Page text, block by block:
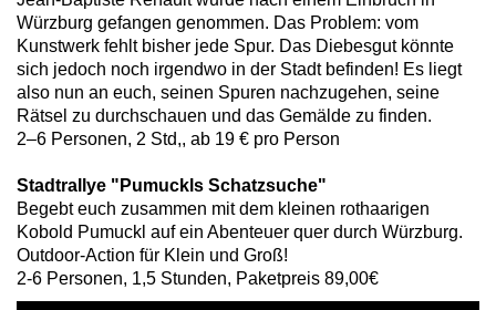
Würzburg gefangen genommen. Das Problem: vom
Kunstwerk fehlt bisher jede Spur. Das Diebesgut könnte
sich jedoch noch irgendwo in der Stadt befinden! Es liegt
also nun an euch, seinen Spuren nachzugehen, seine
Rätsel zu durchschauen und das Gemälde zu finden.
2–6 Personen, 2 Std,, ab 19 € pro Person
Stadtrallye "Pumuckls Schatzsuche"
Begebt euch zusammen mit dem kleinen rothaarigen
Kobold Pumuckl auf ein Abenteuer quer durch Würzburg.
Outdoor-Action für Klein und Groß!
2-6 Personen, 1,5 Stunden, Paketpreis 89,00€